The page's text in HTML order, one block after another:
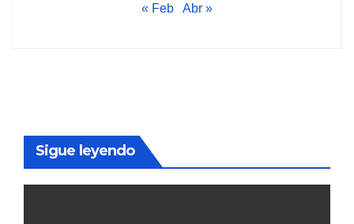
« Feb Abr »
Sigue leyendo